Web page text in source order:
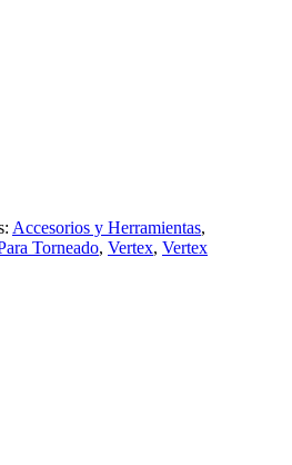
Accesorios y Herramientas,
Torneado, Vertex, Vertex